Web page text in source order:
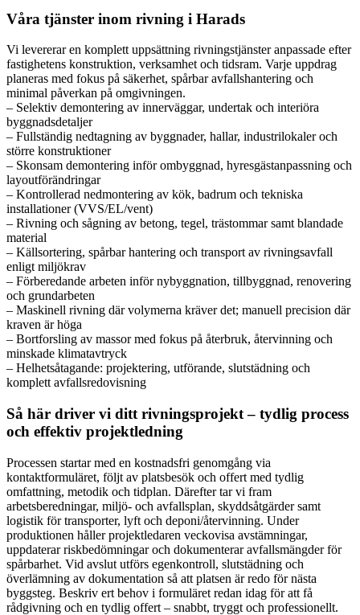
Våra tjänster inom rivning i Harads
Vi levererar en komplett uppsättning rivningstjänster anpassade efter
fastighetens konstruktion, verksamhet och tidsram. Varje uppdrag
planeras med fokus på säkerhet, spårbar avfallshantering och
minimal påverkan på omgivningen.
– Selektiv demontering av innerväggar, undertak och interiöra
byggnadsdetaljer
– Fullständig nedtagning av byggnader, hallar, industrilokaler och
större konstruktioner
– Skonsam demontering inför ombyggnad, hyresgästanpassning och
layoutförändringar
– Kontrollerad nedmontering av kök, badrum och tekniska
installationer (VVS/EL/vent)
– Rivning och sågning av betong, tegel, trästommar samt blandade
material
– Källsortering, spårbar hantering och transport av rivningsavfall
enligt miljökrav
– Förberedande arbeten inför nybyggnation, tillbyggnad, renovering
och grundarbeten
– Maskinell rivning där volymerna kräver det; manuell precision där
kraven är höga
– Bortforsling av massor med fokus på återbruk, återvinning och
minskade klimatavtryck
– Helhetsåtagande: projektering, utförande, slutstädning och
komplett avfallsredovisning
Så här driver vi ditt rivningsprojekt – tydlig process
och effektiv projektledning
Processen startar med en kostnadsfri genomgång via
kontaktformuläret, följt av platsbesök och offert med tydlig
omfattning, metodik och tidplan. Därefter tar vi fram
arbetsberedningar, miljö- och avfallsplan, skyddsåtgärder samt
logistik för transporter, lyft och deponi/återvinning. Under
produktionen håller projektledaren veckovisa avstämningar,
uppdaterar riskbedömningar och dokumenterar avfallsmängder för
spårbarhet. Vid avslut utförs egenkontroll, slutstädning och
överlämning av dokumentation så att platsen är redo för nästa
byggsteg. Beskriv ert behov i formuläret redan idag för att få
rådgivning och en tydlig offert – snabbt, tryggt och professionellt.